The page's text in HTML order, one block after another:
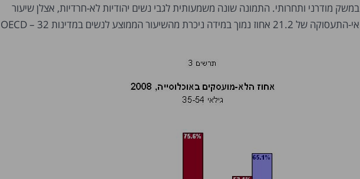
במשק מודרני ותחרותי. התמונה שונה משמעותית לגבי נשים יהודיות לא-חרדיות, אצלן שיעור
אי-התעסוקה של 21.2 אחוז נמוך במידה ניכרת מהשיעור הממוצע לנשים במדינות OECD – 32 אחוז.